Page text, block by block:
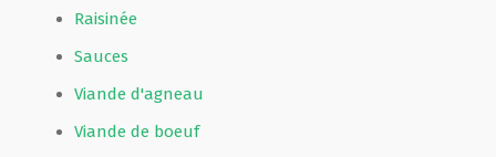
Raisinée
Sauces
Viande d'agneau
Viande de boeuf